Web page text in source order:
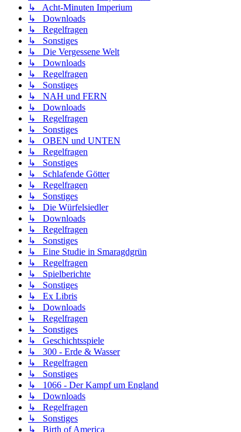
↳ Acht-Minuten Imperium
↳ Downloads
↳ Regelfragen
↳ Sonstiges
↳ Die Vergessene Welt
↳ Downloads
↳ Regelfragen
↳ Sonstiges
↳ NAH und FERN
↳ Downloads
↳ Regelfragen
↳ Sonstiges
↳ OBEN und UNTEN
↳ Regelfragen
↳ Sonstiges
↳ Schlafende Götter
↳ Regelfragen
↳ Sonstiges
↳ Die Würfelsiedler
↳ Downloads
↳ Regelfragen
↳ Sonstiges
↳ Eine Studie in Smaragdgrün
↳ Regelfragen
↳ Spielberichte
↳ Sonstiges
↳ Ex Libris
↳ Downloads
↳ Regelfragen
↳ Sonstiges
↳ Geschichtsspiele
↳ 300 - Erde & Wasser
↳ Regelfragen
↳ Sonstiges
↳ 1066 - Der Kampf um England
↳ Downloads
↳ Regelfragen
↳ Sonstiges
↳ Birth of America